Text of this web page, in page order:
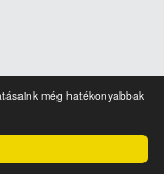
még hatékonyabbak